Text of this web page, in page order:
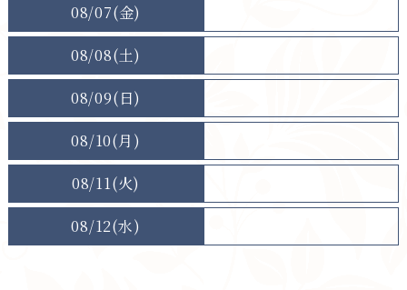
08/07(金)
08/08(土)
08/09(日)
08/10(月)
08/11(火)
08/12(水)